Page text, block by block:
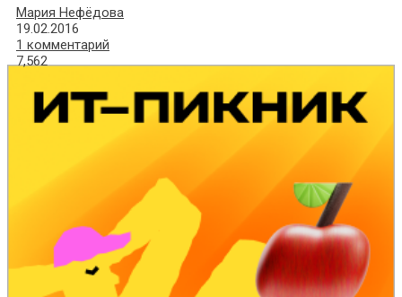
Мария Нефёдова
19.02.2016
1 комментарий
7,562